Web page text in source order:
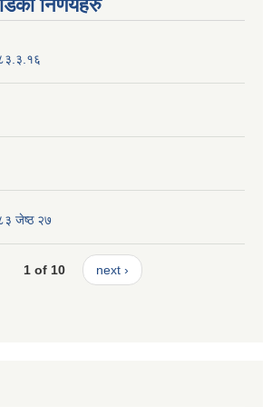
निर्णयहरु
जेष्ठ २७
1 of 10 next ›